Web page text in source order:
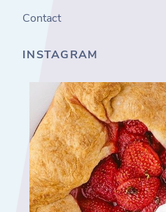
Contact
INSTAGRAM